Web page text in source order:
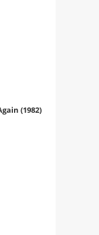
(1982)